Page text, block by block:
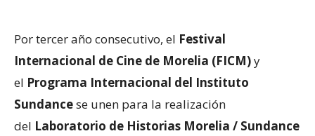
Por tercer año consecutivo, el Festival
Internacional de Cine de Morelia (FICM)y
el Programa Internacional del Instituto
Sundancese unen para la realización
del Laboratorio de Historias Morelia / Sundance